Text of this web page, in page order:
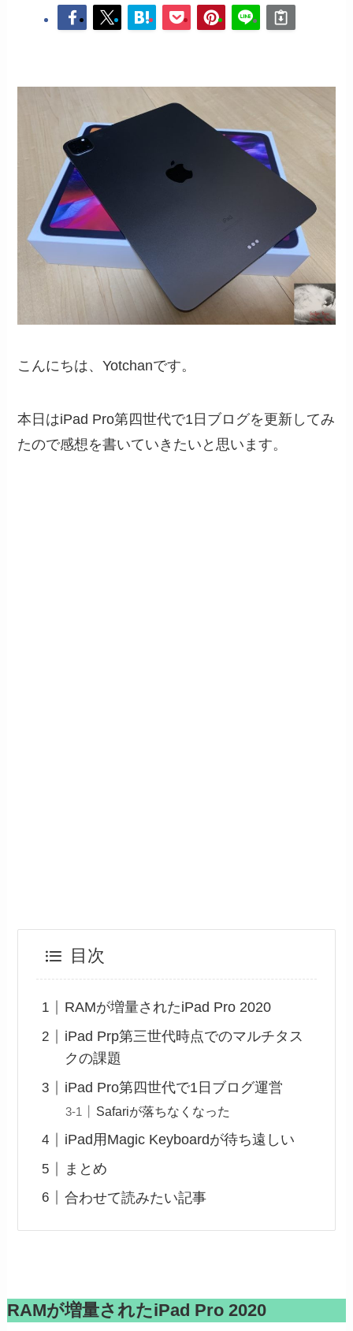
こんにちは、Yotchanです。
本日はiPad Pro第四世代で1日ブログを更新してみ
たので感想を書いていきたいと思います。
目次
RAMが増量されたiPad Pro 2020
iPad Prp第三世代時点でのマルチタス
クの課題
iPad Pro第四世代で1日ブログ運営
Safariが落ちなくなった
iPad用Magic Keyboardが待ち遠しい
まとめ
合わせて読みたい記事
RAMが増量されたiPad Pro 2020